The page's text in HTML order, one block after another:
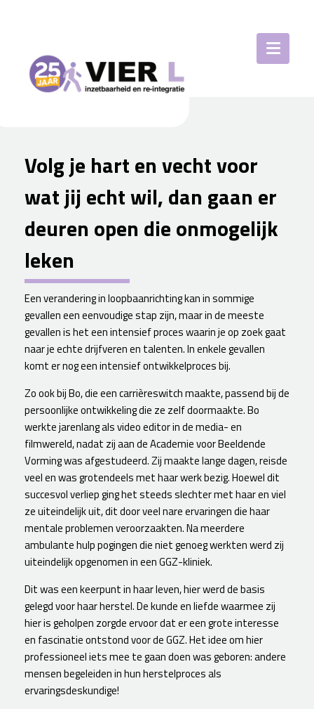
Volg je hart en vecht voor
wat jij echt wil, dan gaan er
deuren open die onmogelijk
leken
Een verandering in loopbaanrichting kan in sommige
gevallen een eenvoudige stap zijn, maar in de meeste
gevallen is het een intensief proces waarin je op zoek gaat
naar je echte drijfveren en talenten. In enkele gevallen
komt er nog een intensief ontwikkelproces bij.
Zo ook bij Bo, die een carrièreswitch maakte, passend bij de
persoonlijke ontwikkeling die ze zelf doormaakte. Bo
werkte jarenlang als video editor in de media- en
filmwereld, nadat zij aan de Academie voor Beeldende
Vorming was afgestudeerd. Zij maakte lange dagen, reisde
veel en was grotendeels met haar werk bezig. Hoewel dit
succesvol verliep ging het steeds slechter met haar en viel
ze uiteindelijk uit, dit door veel nare ervaringen die haar
mentale problemen veroorzaakten. Na meerdere
ambulante hulp pogingen die niet genoeg werkten werd zij
uiteindelijk opgenomen in een GGZ-kliniek.
Dit was een keerpunt in haar leven, hier werd de basis
gelegd voor haar herstel. De kunde en liefde waarmee zij
hier is geholpen zorgde ervoor dat er een grote interesse
en fascinatie ontstond voor de GGZ. Het idee om hier
professioneel iets mee te gaan doen was geboren: andere
mensen begeleiden in hun herstelproces als
ervaringsdeskundige!